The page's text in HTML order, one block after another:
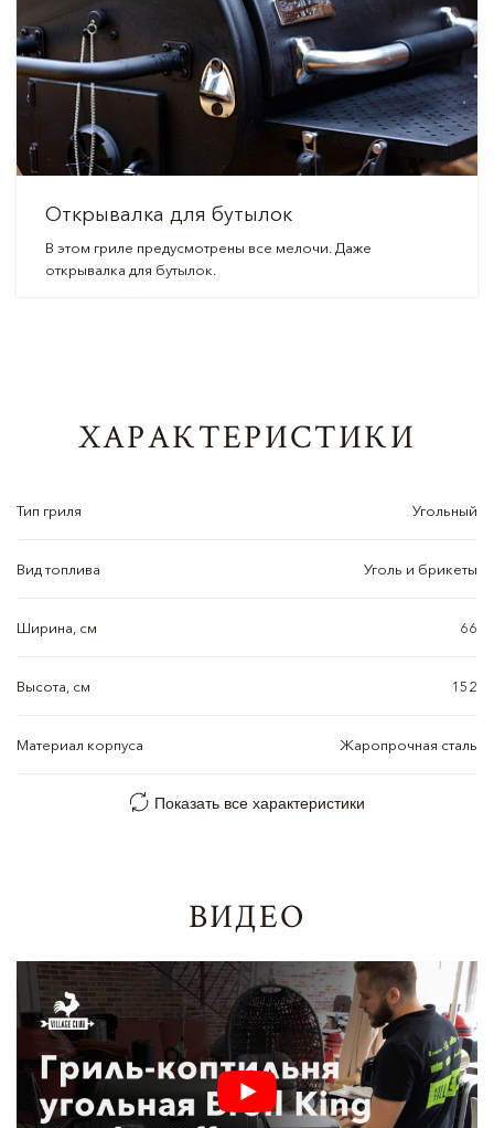
Открывалка для бутылок
В этом гриле предусмотрены все мелочи. Даже
открывалка для бутылок.
ХАРАКТЕРИСТИКИ
Тип гриля Угольный
Вид топлива Уголь и брикеты
Ширина, см 66
Высота, см 152
Материал корпуса Жаропрочная сталь
Показать все характеристики
ВИДЕО